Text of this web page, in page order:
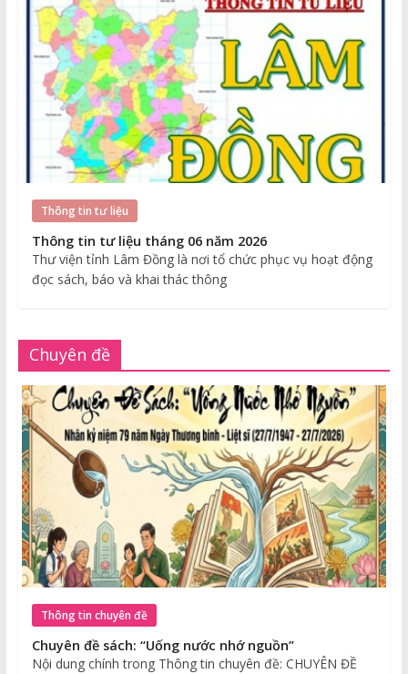
Thông tin tư liệu
Thông tin tư liệu tháng 06 năm 2026
Thư viện tỉnh Lâm Đồng là nơi tổ chức phục vụ hoạt động
đọc sách, báo và khai thác thông
Chuyên đề
Thông tin chuyên đề
Chuyên đề sách: “Uống nước nhớ nguồn”
Nội dung chính trong Thông tin chuyên đề: CHUYÊN ĐỀ